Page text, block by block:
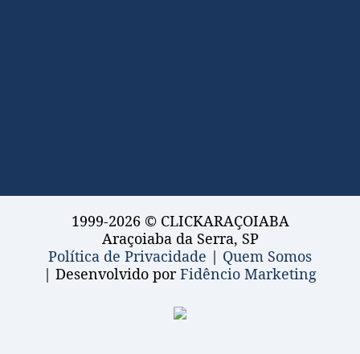
1999-2026 © CLICKARAÇOIABA
Araçoiaba da Serra, SP
Política de Privacidade | Quem Somos
| Desenvolvido porFidêncio Marketing